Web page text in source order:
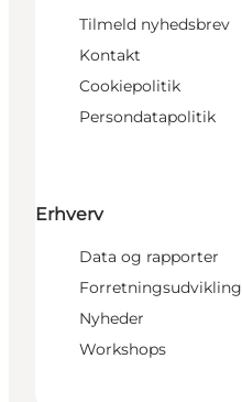
Tilmeld nyhedsbrev
Kontakt
Cookiepolitik
Persondatapolitik
Erhverv
Data og rapporter
Forretningsudvikling
Nyheder
Workshops